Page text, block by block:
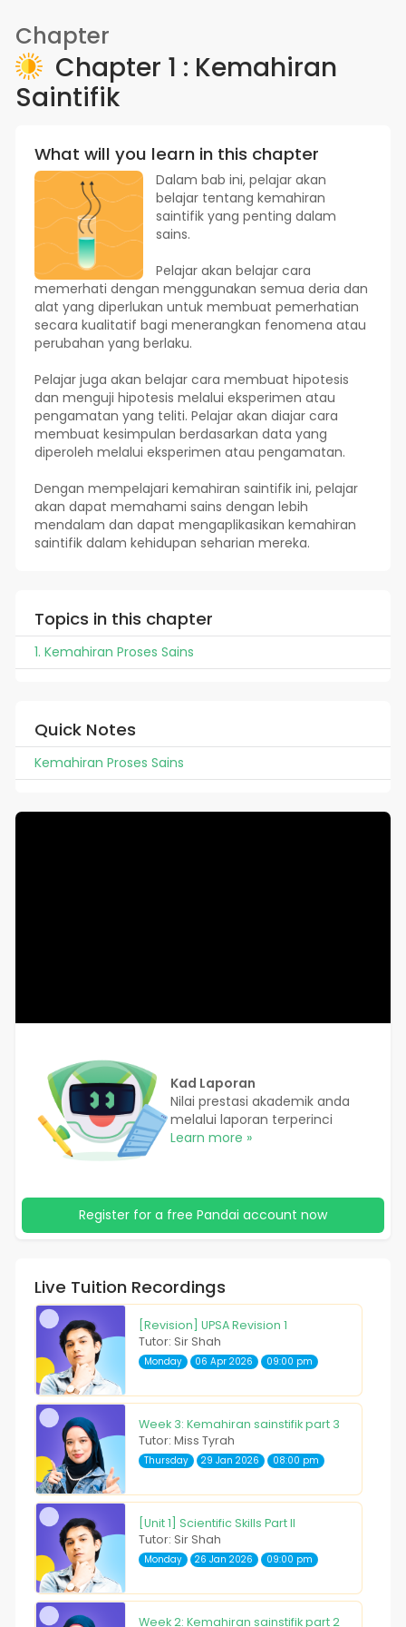
Chapter
Chapter 1 : Kemahiran
Saintifik
What will you learn in this chapter
Dalam bab ini, pelajar akan
belajar tentang kemahiran
saintifik yang penting dalam
sains.
Pelajar akan belajar cara
memerhati dengan menggunakan semua deria dan
alat yang diperlukan untuk membuat pemerhatian
secara kualitatif bagi menerangkan fenomena atau
perubahan yang berlaku.
Pelajar juga akan belajar cara membuat hipotesis
dan menguji hipotesis melalui eksperimen atau
pengamatan yang teliti. Pelajar akan diajar cara
membuat kesimpulan berdasarkan data yang
diperoleh melalui eksperimen atau pengamatan.
Dengan mempelajari kemahiran saintifik ini, pelajar
akan dapat memahami sains dengan lebih
mendalam dan dapat mengaplikasikan kemahiran
saintifik dalam kehidupan seharian mereka.
Topics in this chapter
1. Kemahiran Proses Sains
Quick Notes
Kemahiran Proses Sains
Kad Laporan
Nilai prestasi akademik anda
melalui laporan terperinci
Learn more »
Register for a free Pandai account now
Live Tuition Recordings
[Revision] UPSA Revision 1
Tutor: Sir Shah
Monday 06 Apr 2026 09:00 pm
Week 3: Kemahiran sainstifik part 3
Tutor: Miss Tyrah
Thursday 29 Jan 2026 08:00 pm
[Unit 1] Scientific Skills Part II
Tutor: Sir Shah
Monday 26 Jan 2026 09:00 pm
Week 2: Kemahiran sainstifik part 2